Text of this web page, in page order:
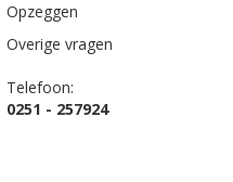
Opzeggen
Overige vragen
Telefoon:
0251 - 257924